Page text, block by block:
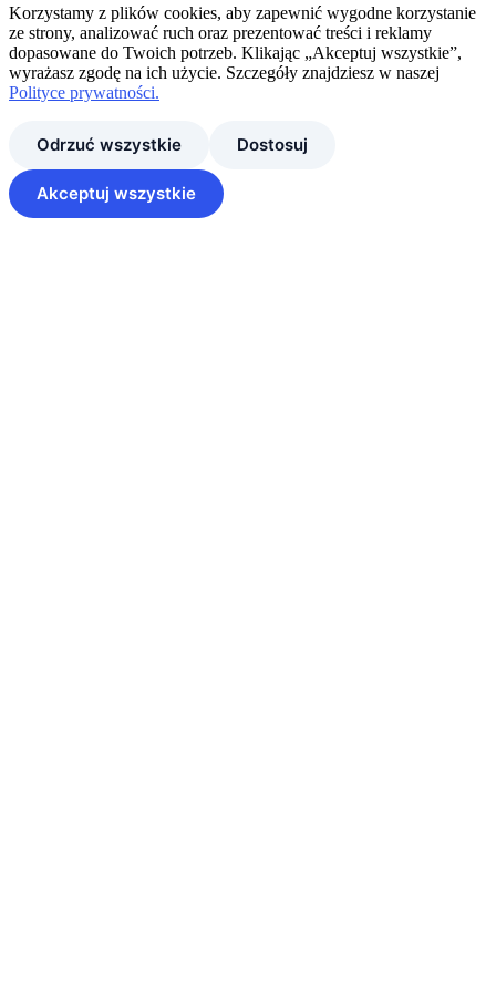
Korzystamy z plików cookies, aby zapewnić wygodne korzystanie
ze strony, analizować ruch oraz prezentować treści i reklamy
dopasowane do Twoich potrzeb. Klikając „Akceptuj wszystkie”,
wyrażasz zgodę na ich użycie. Szczegóły znajdziesz w naszej
Polityce prywatności.
Odrzuć wszystkie Dostosuj
Akceptuj wszystkie